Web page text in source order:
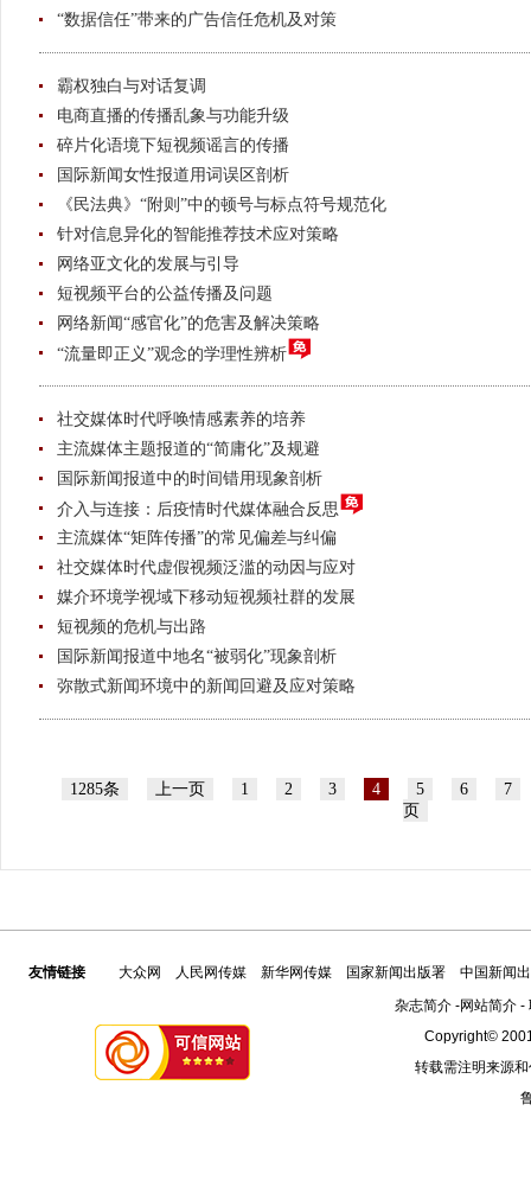
“数据信任”带来的广告信任危机及对策
霸权独白与对话复调
电商直播的传播乱象与功能升级
碎片化语境下短视频谣言的传播
国际新闻女性报道用词误区剖析
《民法典》“附则”中的顿号与标点符号规范化
针对信息异化的智能推荐技术应对策略
网络亚文化的发展与引导
短视频平台的公益传播及问题
网络新闻“感官化”的危害及解决策略
“流量即正义”观念的学理性辨析
社交媒体时代呼唤情感素养的培养
主流媒体主题报道的“简庸化”及规避
国际新闻报道中的时间错用现象剖析
介入与连接：后疫情时代媒体融合反思
主流媒体“矩阵传播”的常见偏差与纠偏
社交媒体时代虚假视频泛滥的动因与应对
媒介环境学视域下移动短视频社群的发展
短视频的危机与出路
国际新闻报道中地名“被弱化”现象剖析
弥散式新闻环境中的新闻回避及应对策略
1285条 上一页 1 2 3 4 5 6
7
页
友情链接 大众网 人民网传媒 新华网传媒 国家新闻出版署
中国新闻
杂志简介-网站简介-
Copyright©
转载需注明来源